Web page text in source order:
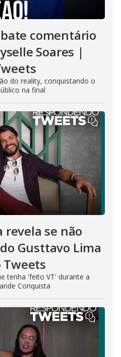
comentário
Soares |
do reality, conquistando o
na final
revela se não
Gusttavo Lima
Tweets
tenha 'feito VT' durante a
Conquista